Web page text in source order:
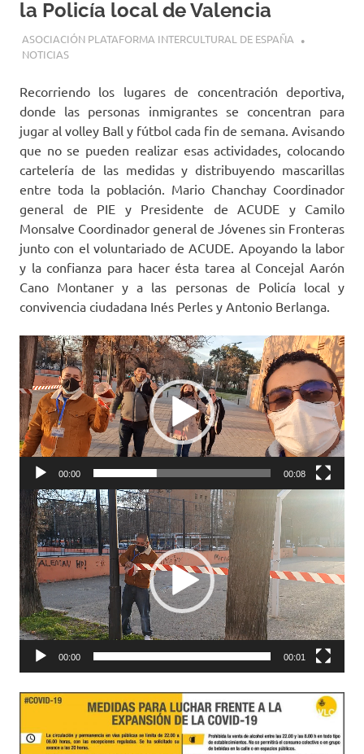
la Policía local de Valencia
24 ENERO, 2021
ASOCIACIÓN PLATAFORMA INTERCULTURAL DE ESPAÑA
NOTICIAS
Recorriendo los lugares de concentración deportiva,
donde las personas inmigrantes se concentran para
jugar al volley Ball y fútbol cada fin de semana. Avisando
que no se pueden realizar esas actividades, colocando
cartelería de las medidas y distribuyendo mascarillas
entre toda la población. Mario Chanchay Coordinador
general de PIE y Presidente de ACUDE y Camilo
Monsalve Coordinador general de Jóvenes sin Fronteras
junto con el voluntariado de ACUDE. Apoyando la labor
y la confianza para hacer ésta tarea al Concejal Aarón
Cano Montaner y a las personas de Policía local y
convivencia ciudadana Inés Perles y Antonio Berlanga.
Reproductor
de
vídeo
00:00 00:08
Reproductor
de
vídeo
00:00 00:01